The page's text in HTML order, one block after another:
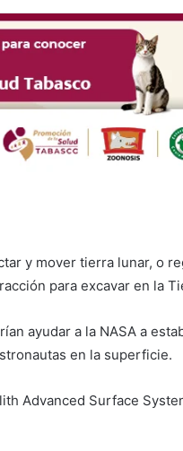
y mover tierra lunar, o
para excavar en la
ayudar a la NASA a
en la superficie.
Advanced Surface